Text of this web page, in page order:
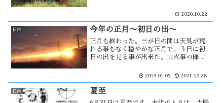
れている。通常であれば、山菜採りなど
藤里町でも同様の事件が発生した・・
2020.10.22
日常 今年の正月〜初日の出〜
正月も終わった。三が日の間は天気が荒
れる事もなく穏やかな正月で、３日に初
日の出を見る事が出来た。山火事の様に
には厚い雲の中に消えていった。正月番
る。以前はBGMに春の海が多かった
が・・
2019.01.05 2021.02.28
日常 夏至